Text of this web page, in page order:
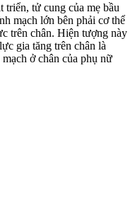
tử cung của mẹ bầu
mạch lớn bên phải cơ thể
trên chân. Hiện tượng này
gia tăng trên chân là
ở chân của phụ nữ